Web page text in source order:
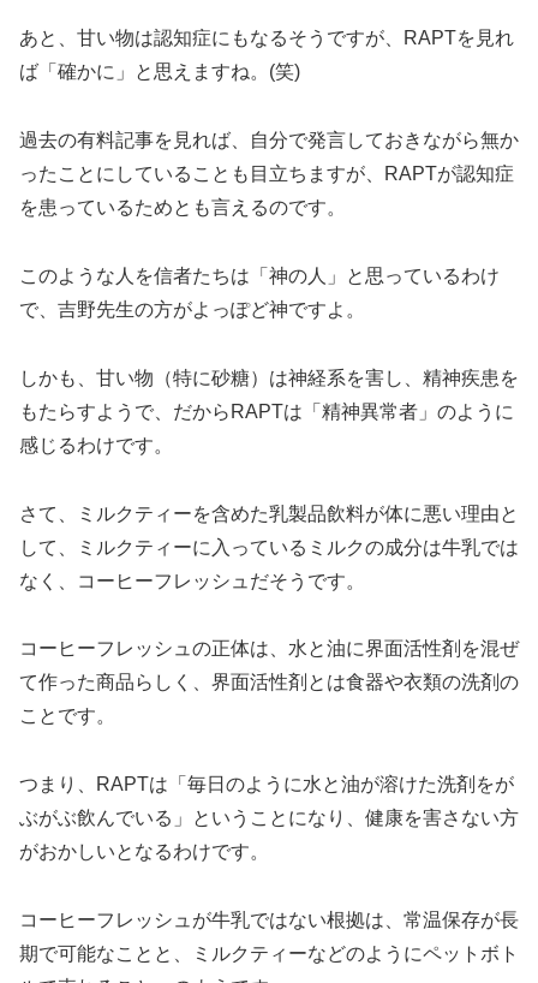
あと、甘い物は認知症にもなるそうですが、RAPTを見れ
ば「確かに」と思えますね。(笑)
過去の有料記事を見れば、自分で発言しておきながら無か
ったことにしていることも目立ちますが、RAPTが認知症
を患っているためとも言えるのです。
このような人を信者たちは「神の人」と思っているわけ
で、吉野先生の方がよっぽど神ですよ。
しかも、甘い物（特に砂糖）は神経系を害し、精神疾患を
もたらすようで、だからRAPTは「精神異常者」のように
感じるわけです。
さて、ミルクティーを含めた乳製品飲料が体に悪い理由と
して、ミルクティーに入っているミルクの成分は牛乳では
なく、コーヒーフレッシュだそうです。
コーヒーフレッシュの正体は、水と油に界面活性剤を混ぜ
て作った商品らしく、界面活性剤とは食器や衣類の洗剤の
ことです。
つまり、RAPTは「毎日のように水と油が溶けた洗剤をが
ぶがぶ飲んでいる」ということになり、健康を害さない方
がおかしいとなるわけです。
コーヒーフレッシュが牛乳ではない根拠は、常温保存が長
期で可能なことと、ミルクティーなどのようにペットボト